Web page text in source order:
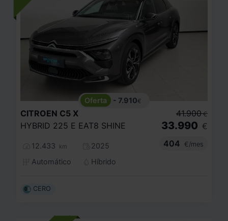
- 7.910€
CITROEN C5 X
HYBRID 225 E EAT8 SHINE
12.433 km
2025
Automático
Híbrido
41.900 €
33.990 €
404
€/mes
CERO